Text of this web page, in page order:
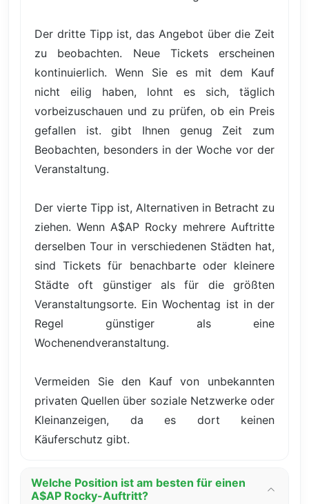
Der dritte Tipp ist, das Angebot über die Zeit
zu beobachten. Neue Tickets erscheinen
kontinuierlich. Wenn Sie es mit dem Kauf
nicht eilig haben, lohnt es sich, täglich
vorbeizuschauen und zu prüfen, ob ein Preis
gefallen ist. gibt Ihnen genug Zeit zum
Beobachten, besonders in der Woche vor der
Veranstaltung.
Der vierte Tipp ist, Alternativen in Betracht zu
ziehen. Wenn A$AP Rocky mehrere Auftritte
derselben Tour in verschiedenen Städten hat,
sind Tickets für benachbarte oder kleinere
Städte oft günstiger als für die größten
Veranstaltungsorte. Ein Wochentag ist in der
Regel günstiger als eine
Wochenendveranstaltung.
Vermeiden Sie den Kauf von unbekannten
privaten Quellen über soziale Netzwerke oder
Kleinanzeigen, da es dort keinen
Käuferschutz gibt.
Welche Position ist am besten für einen
A$AP Rocky-Auftritt?